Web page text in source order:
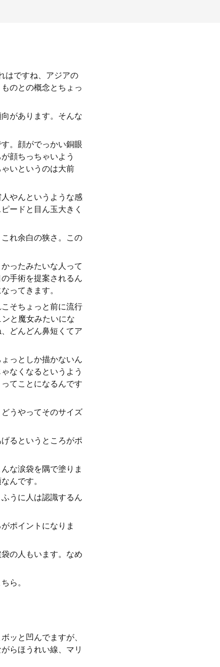
はですね、アジアの
のとの概念とちょっ
があります。そんな
。顔がでっかい銅眼
顔ちっちゃいよう
いというのは大前
やんというような感
ードと目ん玉大きく
れ余白の狭さ。この
ったみたいな人って
手術を提案されるん
ってきます。
そちょっと前に流行
と魔女みたいにな
どんどん鼻短くてア
っとしか描かないん
なくなるというよう
てことになるんです
うやってそのサイズ
るというところがポ
な涙袋を隅で塗りま
んです。
うに人は認識するん
ポイントになりま
の人もいます。なめ
ら。
ッと凹んでますが、
らほうれい線、マリ